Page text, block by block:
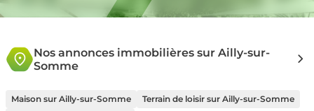
Nos annonces immobilières sur Ailly-sur-
Somme
Maison sur Ailly-sur-Somme
Terrain de loisir sur Ailly-sur-Somme